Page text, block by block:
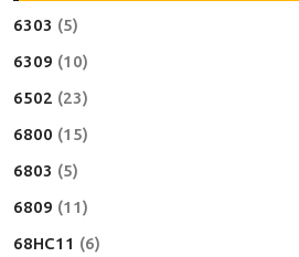
6303 (5)
6309 (10)
6502 (23)
6800 (15)
6803 (5)
6809 (11)
68HC11 (6)